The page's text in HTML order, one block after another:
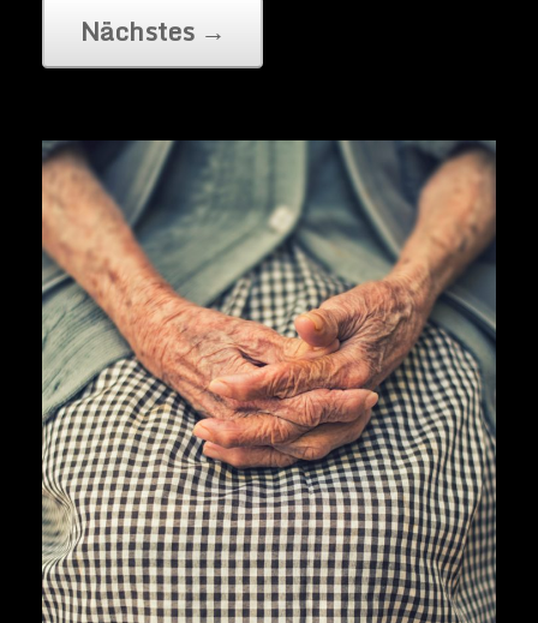
Photo by Cristian Newman on Unsplash